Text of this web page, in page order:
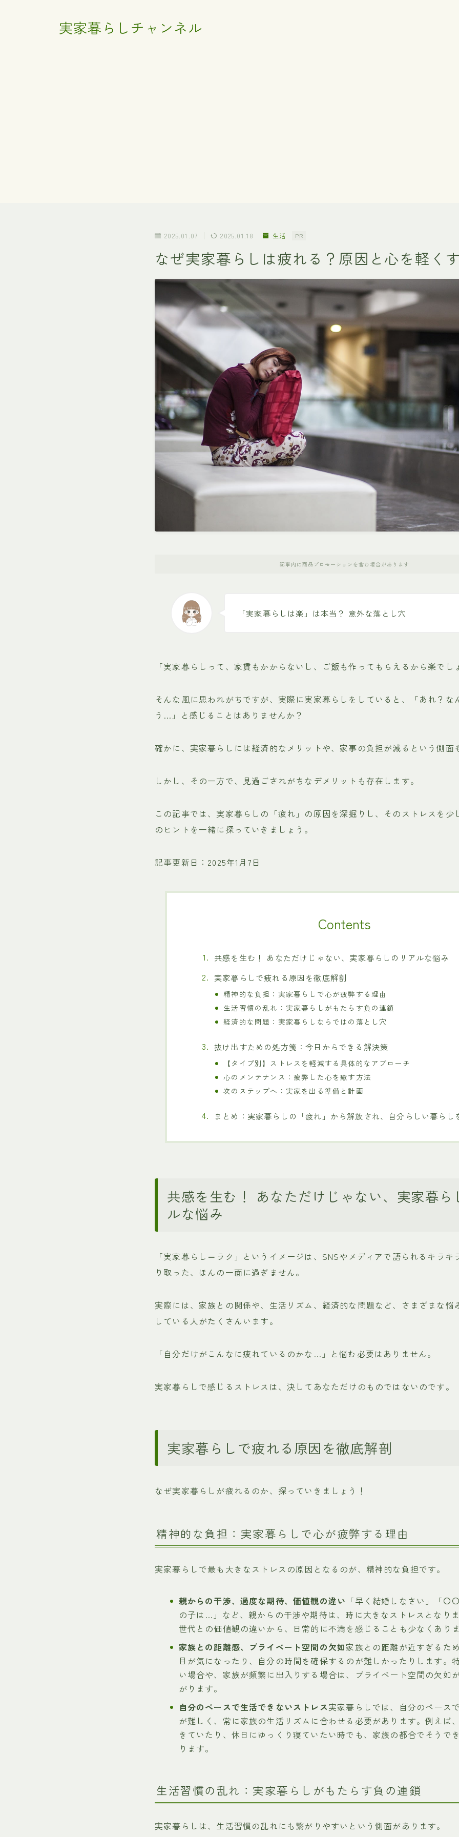
実家暮らしチャンネル
2025.01.07 2025.01.18 生活 PR
なぜ実家暮らしは疲れる？原因と心を軽く
記事内に商品プロモーションを含む場合があります
「実家暮らしは楽」は本当？ 意外な落とし穴
「実家暮らしって、家賃もかからないし、ご飯も作ってもらえるから楽でし
そんな風に思われがちですが、実際に実家暮らしをしていると、「あれ？な
う…」と感じることはありませんか？
確かに、実家暮らしには経済的なメリットや、家事の負担が減るという側面
しかし、その一方で、見過ごされがちなデメリットも存在します。
この記事では、実家暮らしの「疲れ」の原因を深掘りし、そのストレスを少
のヒントを一緒に探っていきましょう。
記事更新日：2025年1月7日
Contents
共感を生む！ あなただけじゃない、実家暮らしのリアルな悩み
実家暮らしで疲れる原因を徹底解剖
精神的な負担：実家暮らしで心が疲弊する理由
生活習慣の乱れ：実家暮らしがもたらす負の連鎖
経済的な問題：実家暮らしならではの落とし穴
抜け出すための処方箋：今日からできる解決策
【タイプ別】ストレスを軽減する具体的なアプローチ
心のメンテナンス：疲弊した心を癒す方法
次のステップへ：実家を出る準備と計画
まとめ：実家暮らしの「疲れ」から解放され、自分らしい暮らし
共感を生む！ あなただけじゃない、実家暮ら
ルな悩み
「実家暮らし＝ラク」というイメージは、SNSやメディアで語られるキラ
り取った、ほんの一面に過ぎません。
実際には、家族との関係や、生活リズム、経済的な問題など、さまざまな悩
している人がたくさんいます。
「自分だけがこんなに疲れているのかな…」と悩む必要はありません。
実家暮らしで感じるストレスは、決してあなただけのものではないのです。
実家暮らしで疲れる原因を徹底解剖
なぜ実家暮らしが疲れるのか、探っていきましょう！
精神的な負担：実家暮らしで心が疲弊する理由
実家暮らしで最も大きなストレスの原因となるのが、精神的な負担です。
親からの干渉、過度な期待、価値観の違い 「早く結婚しなさい」「〇
の子は…」など、親からの干渉や期待は、時に大きなストレスとなり
世代との価値観の違いから、日常的に不満を感じることも少なくあり
家族との距離感、プライベート空間の欠如家族との距離が近すぎるた
目が気になったり、自分の時間を確保するのが難しかったりします。
い場合や、家族が頻繁に出入りする場合は、プライベート空間の欠如
がります。
自分のペースで生活できないストレス実家暮らしでは、自分のペース
が難しく、常に家族の生活リズムに合わせる必要があります。例えば
きていたり、休日にゆっくり寝ていたい時でも、家族の都合でそうで
ります。
生活習慣の乱れ：実家暮らしがもたらす負の連鎖
実家暮らしは、生活習慣の乱れにも繋がりやすいという側面があります。